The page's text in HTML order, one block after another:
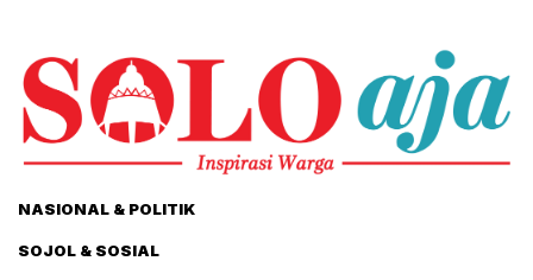
NASIONAL & POLITIK
SOJOL & SOSIAL